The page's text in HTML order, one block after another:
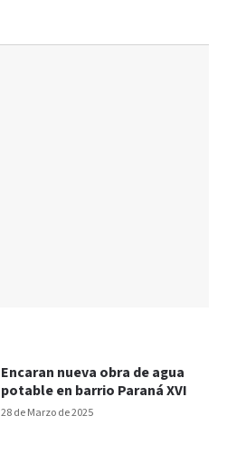
28 de Marzo de 2025
Encaran nueva obra de agua
potable en barrio Paraná XVI